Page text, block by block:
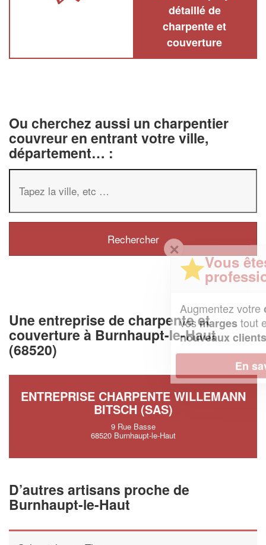
détaillé de
charpente et
couverture
Ou cherchez aussi un charpentier
couvreur en entrant votre ville,
département… :
Une entreprise de charpente et
couverture à Burnhaupt-le-Haut
(68520)
ENTREPRISE CHARPENTE WILLEMANN
BITSCH (SAS)
9 Rue Basse
68520 Burnhaupt-le-Haut
D’autres artisans proche de
Burnhaupt-le-Haut
Vous êtes un
professionnel ?
chiffre d'affaireset
vosmargestout en gagnant de
nouveaux clients!